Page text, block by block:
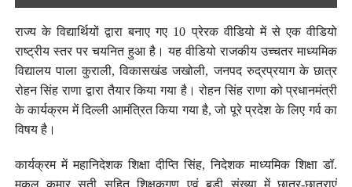
राज्य के विद्यार्थियों द्वारा बनाए गए 10 प्रेरक वीडियो में से एक वीडियो
राष्ट्रीय स्तर पर चयनित हुआ है। यह वीडियो राजकीय उच्चतर माध्यमिक
विद्यालय पाला कुराली, विकासखंड जखोली, जनपद रुद्रप्रयाग के छात्र
रोहन सिंह राणा द्वारा तैयार किया गया है। रोहन सिंह राणा को प्रधानमंत्री
के कार्यक्रम में दिल्ली आमंत्रित किया गया है, जो पूरे प्रदेश के लिए गर्व का
विषय है।
कार्यक्रम में महानिदेशक शिक्षा दीप्ति सिंह, निदेशक माध्यमिक शिक्षा डॉ.
मुकुल कुमार सती सहित शिक्षकगण एवं बड़ी संख्या में छात्र-छात्राएं